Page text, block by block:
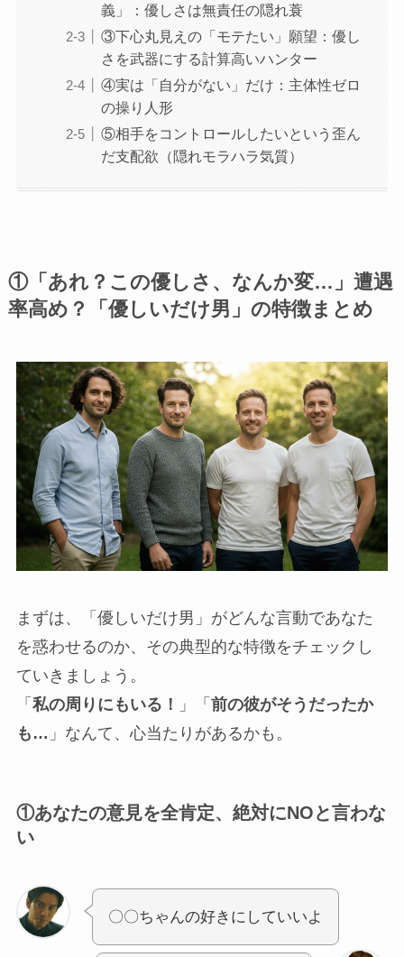
義」：優しさは無責任の隠れ蓑
③下心丸見えの「モテたい」願望：優し
さを武器にする計算高いハンター
④実は「自分がない」だけ：主体性ゼロ
の操り人形
⑤相手をコントロールしたいという歪ん
だ支配欲（隠れモラハラ気質）
①「あれ？この優しさ、なんか変…」遭遇
率高め？「優しいだけ男」の特徴まとめ
まずは、「優しいだけ男」がどんな言動であなた
を惑わせるのか、その典型的な特徴をチェックし
ていきましょう。
「 私の周りにもいる！ 」「 前の彼がそうだったか
も… 」なんて、心当たりがあるかも。
①あなたの意見を全肯定、絶対にNOと言わな
い
〇〇ちゃんの好きにしていいよ